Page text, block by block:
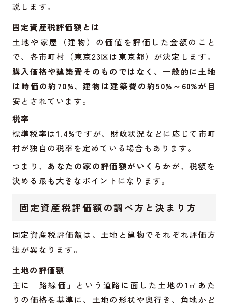
説します。
固定資産税評価額とは
土地や家屋（建物）の価値を評価した金額のこと
で、各市町村（東京23区は東京都）が決定します。
購入価格や建築費そのものではなく、一般的に土地
は時価の約70%、建物は建築費の約50%～60%が目
安 とされています。
税率
標準税率は1.4%ですが、財政状況などに応じて市町
村が独自の税率を定めている場合もあります。
つまり、 あなたの家の評価額がいくらかが、税額を
決める最も大きなポイントになります。
固定資産税評価額の調べ方と決まり方
固定資産税評価額は、土地と建物でそれぞれ評価方
法が異なります。
土地の評価額
主に「路線価」という道路に面した土地の1㎡あた
りの価格を基準に、土地の形状や奥行き、角地かど